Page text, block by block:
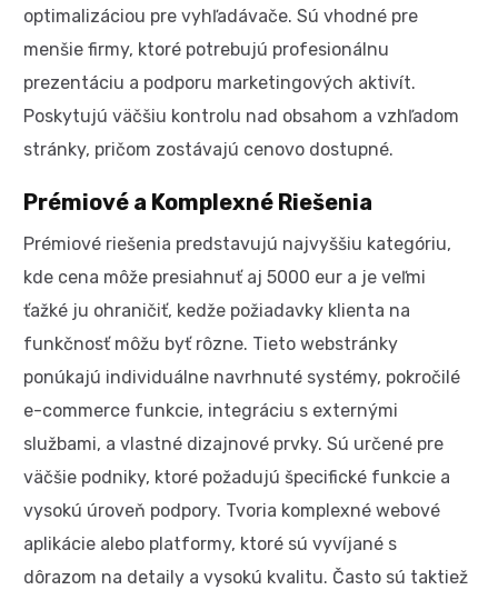
optimalizáciou pre vyhľadávače. Sú vhodné pre
menšie firmy, ktoré potrebujú profesionálnu
prezentáciu a podporu marketingových aktivít.
Poskytujú väčšiu kontrolu nad obsahom a vzhľadom
stránky, pričom zostávajú cenovo dostupné.
Prémiové a Komplexné Riešenia
Prémiové riešenia predstavujú najvyššiu kategóriu,
kde cena môže presiahnuť aj 5000 eur a je veľmi
ťažké ju ohraničiť, kedže požiadavky klienta na
funkčnosť môžu byť rôzne. Tieto webstránky
ponúkajú individuálne navrhnuté systémy, pokročilé
e-commerce funkcie, integráciu s externými
službami, a vlastné dizajnové prvky. Sú určené pre
väčšie podniky, ktoré požadujú špecifické funkcie a
vysokú úroveň podpory. Tvoria komplexné webové
aplikácie alebo platformy, ktoré sú vyvíjané s
dôrazom na detaily a vysokú kvalitu. Často sú taktiež